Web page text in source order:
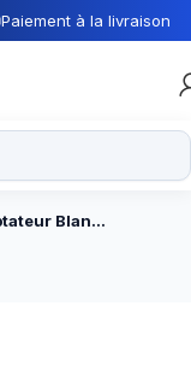
Paiement à la livraison
Adaptateur Blanc DATA Micro USB vers USB type C